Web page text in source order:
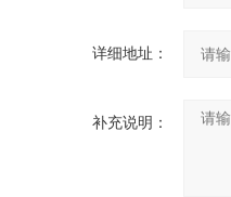
详细地址：
补充说明：